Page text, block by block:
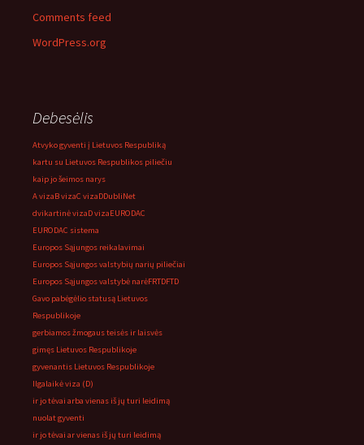
Comments feed
WordPress.org
Debesėlis
Atvyko gyventi į Lietuvos Respubliką
kartu su Lietuvos Respublikos piliečiu
kaip jo šeimos narys
A vizaB vizaC vizaDDubliNet
dvikartinė vizaD vizaEURODAC
EURODAC sistema
Europos Sąjungos reikalavimai
Europos Sąjungos valstybių narių piliečiai
Europos Sąjungos valstybė narėFRTDFTD
Gavo pabėgėlio statusą Lietuvos
Respublikoje
gerbiamos žmogaus teisės ir laisvės
gimęs Lietuvos Respublikoje
gyvenantis Lietuvos Respublikoje
Ilgalaikė viza (D)
ir jo tėvai arba vienas iš jų turi leidimą
nuolat gyventi
ir jo tėvai ar vienas iš jų turi leidimą